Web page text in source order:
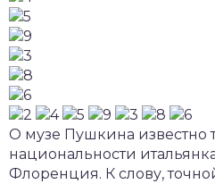
О музе Пушкина известно
национальности
Флоренция. К слову,